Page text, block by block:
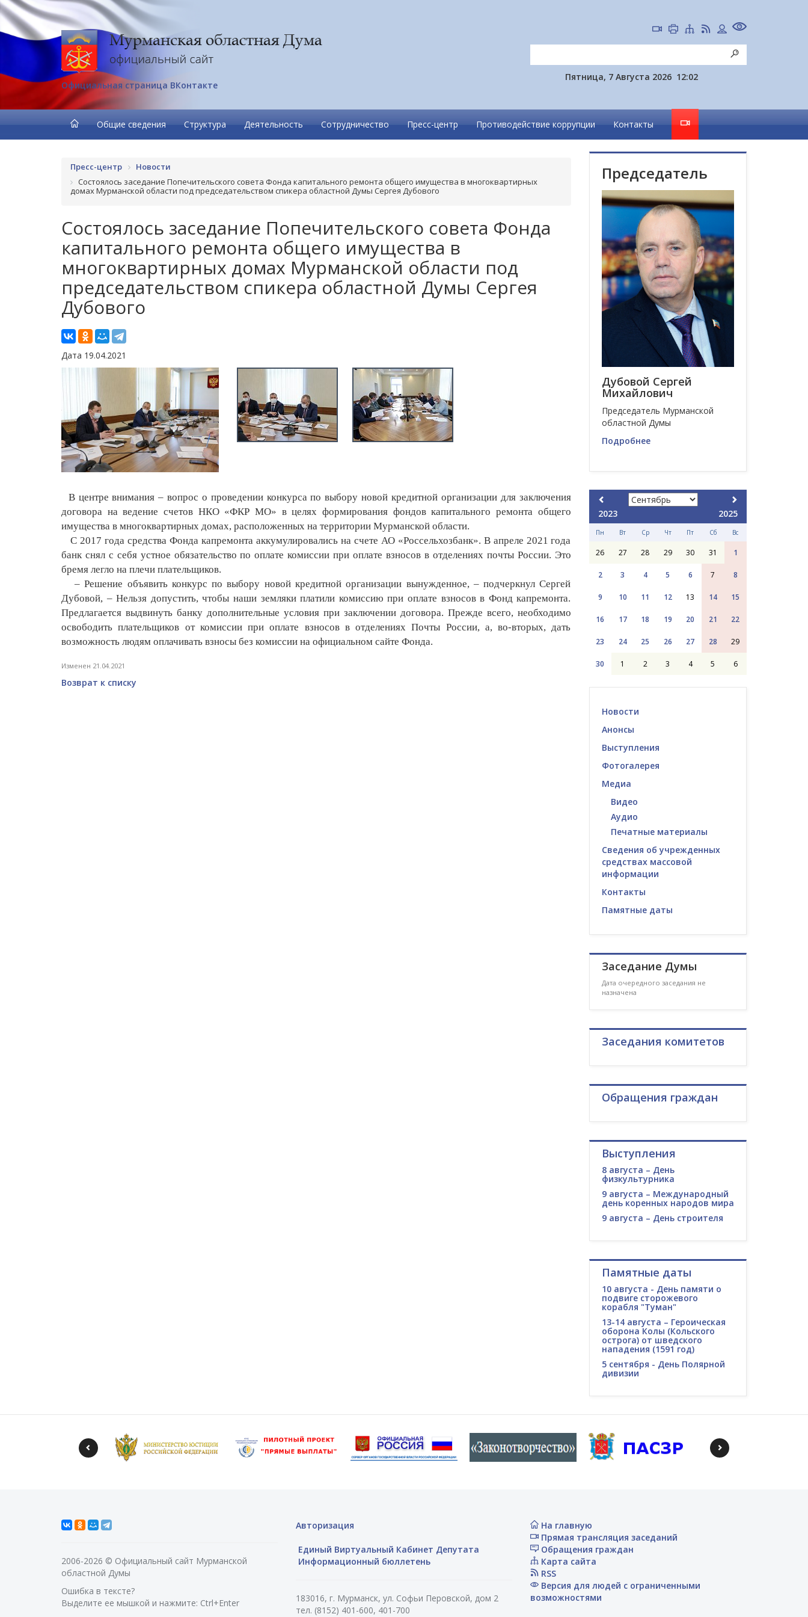
Официальная страница ВКонтакте
Пятница, 7 Августа 2026 12:02
Общие сведения Структура Деятельность Сотрудничество Пресс-центр Противодействие коррупции Контакты
Пресс-центр
Новости
Состоялось заcедание Попечительского совета Фонда капитального ремонта общего имущества в многоквартирных
домах Мурманской области под председательством спикера областной Думы Сергея Дубового
Состоялось заcедание Попечительского совета Фонда
капитального ремонта общего имущества в
многоквартирных домах Мурманской области под
председательством спикера областной Думы Сергея
Дубового
Дата 19.04.2021
В центре внимания – вопрос о проведении конкурса по выбору новой кредитной организации для заключения
договора на ведение счетов НКО «ФКР МО» в целях формирования фондов капитального ремонта общего
имущества в многоквартирных домах, расположенных на территории Мурманской области.
С 2017 года средства Фонда капремонта аккумулировались на счете АО «Россельхозбанк». В апреле 2021 года
банк снял с себя устное обязательство по оплате комиссии при оплате взносов в отделениях почты России. Это
бремя легло на плечи плательщиков.
– Решение объявить конкурс по выбору новой кредитной организации вынужденное, – подчеркнул Сергей
Дубовой, – Нельзя допустить, чтобы наши земляки платили комиссию при оплате взносов в Фонд капремонта.
Предлагается выдвинуть банку дополнительные условия при заключении договора. Прежде всего, необходимо
освободить плательщиков от комиссии при оплате взносов в отделениях Почты России, а, во-вторых, дать
возможность людям оплачивать взносы без комиссии на официальном сайте Фонда.
Изменен 21.04.2021
Возврат к списку
Председатель
Дубовой Сергей
Михайлович
Председатель Мурманской
областной Думы
Подробнее
2023 2025
Пн Вт Ср Чт Пт Сб Вс
26 27 28 29 30 31 1
2 3 4 5 6 7 8
9 10 11 12 13 14 15
16 17 18 19 20 21 22
23 24 25 26 27 28 29
30 1 2 3 4 5 6
Новости
Анонсы
Выступления
Фотогалерея
Медиа
Видео
Аудио
Печатные материалы
Сведения об учрежденных
средствах массовой
информации
Контакты
Памятные даты
Заседание Думы
Дата очередного заседания не
назначена
Заседания комитетов
Обращения граждан
Выступления
8 августа – День
физкультурника
9 августа – Международный
день коренных народов мира
9 августа – День строителя
Памятные даты
10 августа - День памяти о
подвиге сторожевого
корабля "Туман"
13-14 августа – Героическая
оборона Колы (Кольского
острога) от шведского
нападения (1591 год)
5 сентября - День Полярной
дивизии
2006-2026 © Официальный сайт Мурманской
областной Думы
Ошибка в тексте?
Выделите ее мышкой и нажмите: Ctrl+Enter
Авторизация
Единый Виртуальный Кабинет Депутата
Информационный бюллетень
183016, г. Мурманск, ул. Софьи Перовской, дом 2
тел. (8152) 401-600, 401-700
На главную
Прямая трансляция заседаний
Обращения граждан
Карта сайта
RSS
Версия для людей с ограниченными
возможностями